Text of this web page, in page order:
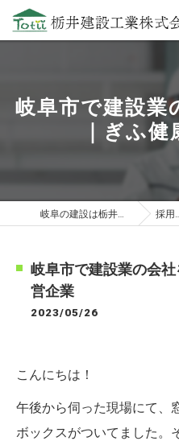
岐阜市で建設業
｜ぎふ
岐阜の建設は栃井建設工業株式会社 採用ブログ
岐阜市で建設業の会
営企業
2023/05/26
こんにちは！
午後から伺った現場にて、
ボックスがついてました。